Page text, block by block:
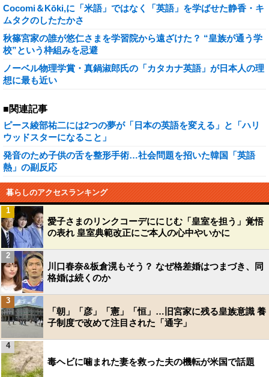
Cocomi＆Kōki,に「米語」ではなく「英語」を学ばせた静香・キ
ムタクのしたたかさ
秋篠宮家の誰が悠仁さまを学習院から遠ざけた？ “皇族が通う学
校”という枠組みを忌避
ノーベル物理学賞・真鍋淑郎氏の「カタカナ英語」が日本人の理
想に最も近い
■関連記事
ピース綾部祐二には2つの夢が「日本の英語を変える」と「ハリ
ウッドスターになること」
発音のため子供の舌を整形手術…社会問題を招いた韓国「英語
熱」の副反応
暮らしのアクセスランキング
愛子さまのリンクコーデににじむ「皇室を担う」覚悟
の表れ 皇室典範改正にご本人の心中やいかに
1
川口春奈&板倉滉もそう？ なぜ格差婚はつまづき、同
格婚は続くのか
2
「朝」「彦」「憲」「恒」…旧宮家に残る皇族意識 養
子制度で改めて注目された「通字」
3
毒ヘビに噛まれた妻を救った夫の機転が米国で話題
4